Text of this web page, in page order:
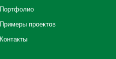
Портфолио
Примеры проектов
Контакты